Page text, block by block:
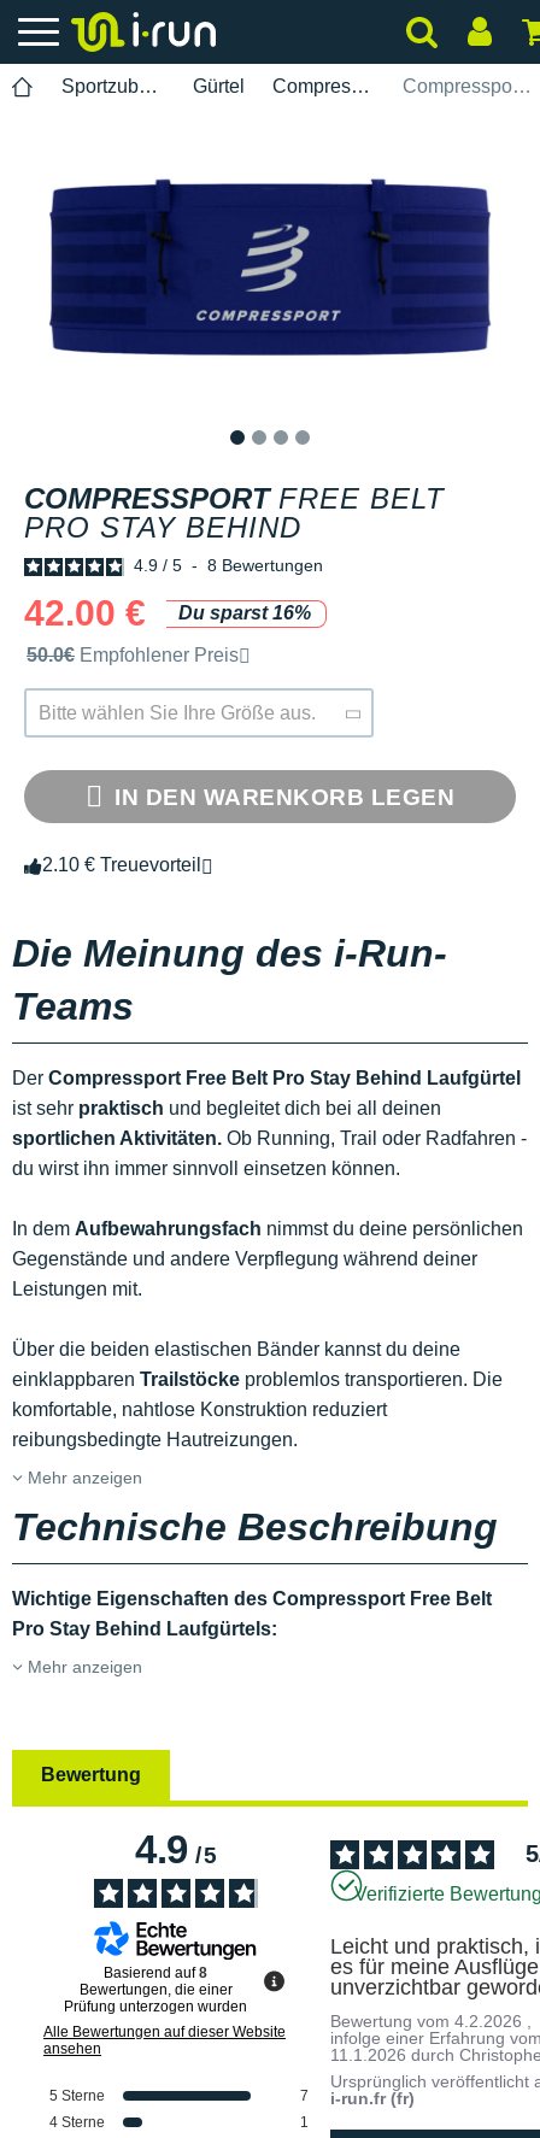
Sportzubehör Gürtel Compressport Compressport Free Belt Pro Stay Behind
COMPRESSPORT FREE BELT
PRO STAY BEHIND
4.9 / 5 - 8 Bewertungen
42.00 €
Du sparst 16%
Unverbindliche Preisempfehlung der Marke
50.0€ Empfohlener Preis
Bitte wählen Sie Ihre Größe aus.
IN DEN WARENKORB LEGEN
2.10 € Treuevorteil
Die Meinung des i-Run-
Teams
Der Compressport Free Belt Pro Stay Behind Laufgürtel
ist sehr praktisch und begleitet dich bei all deinen
sportlichen Aktivitäten. Ob Running, Trail oder Radfahren -
du wirst ihn immer sinnvoll einsetzen können.
In dem Aufbewahrungsfach nimmst du deine persönlichen
Gegenstände und andere Verpflegung während deiner
Leistungen mit.
Über die beiden elastischen Bänder kannst du deine
einklappbaren Trailstöcke problemlos transportieren. Die
komfortable, nahtlose Konstruktion reduziert
reibungsbedingte Hautreizungen.
Mehr anzeigen
Technische Beschreibung
Wichtige Eigenschaften des Compressport Free Belt
Pro Stay Behind Laufgürtels:
Mehr anzeigen
Bewertung
4.9/5
Basierend auf8
Bewertungen, die einer
Prüfung unterzogen wurden
Alle Bewertungen auf dieser Website
ansehen
5 Sterne
7
4 Sterne
1
5
Verifizierte
Leicht und praktisch,
es für meine Ausflüge
unverzichtbar
Bewertung vom4.2.2026
infolge einer Erfahrung
11.1.2026 durch
Ursprünglich veröffentlicht
i-run.fr (fr)